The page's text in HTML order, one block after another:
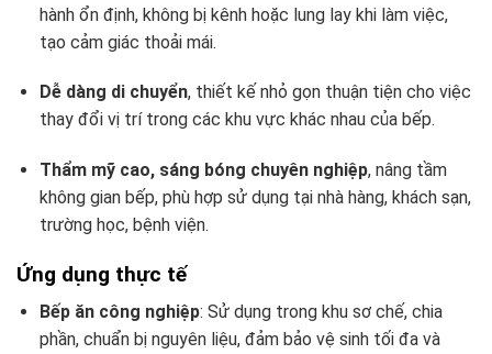
hành ổn định, không bị kênh hoặc lung lay khi làm việc,
tạo cảm giác thoải mái.
Dễ dàng di chuyển, thiết kế nhỏ gọn thuận tiện cho việc
thay đổi vị trí trong các khu vực khác nhau của bếp.
Thẩm mỹ cao, sáng bóng chuyên nghiệp, nâng tầm
không gian bếp, phù hợp sử dụng tại nhà hàng, khách sạn,
trường học, bệnh viện.
Ứng dụng thực tế
Bếp ăn công nghiệp: Sử dụng trong khu sơ chế, chia
phần, chuẩn bị nguyên liệu, đảm bảo vệ sinh tối đa và